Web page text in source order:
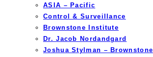
ASIA – Pacific
Control & Surveillance
Brownstone Institute
Dr. Jacob Nordandgard
Joshua Stylman – Brownstone